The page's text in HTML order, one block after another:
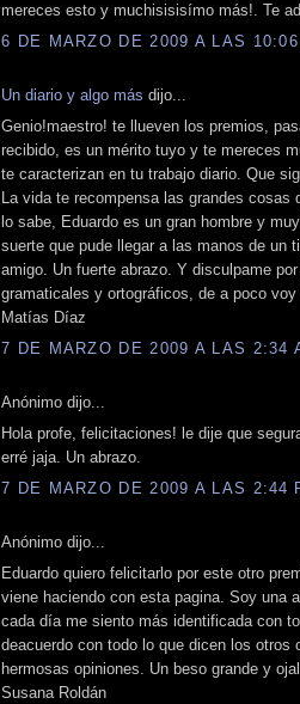
mereces esto y muchisisisímo más!. Te
6 DE MARZO DE 2009 A LAS 10:06
Un diario y algo más dijo...
Genio!maestro! te llueven los premios,
recibido, es un mérito tuyo y te mereces
te caracterizan en tu trabajo diario. Que
La vida te recompensa las grandes
lo sabe, Eduardo es un gran hombre y
suerte que pude llegar a las manos de un
amigo. Un fuerte abrazo. Y disculpame
gramaticales y ortográficos, de a poco
Matías Díaz
7 DE MARZO DE 2009 A LAS 2:34
Anónimo dijo...
Hola profe, felicitaciones! le dije que
erré jaja. Un abrazo.
7 DE MARZO DE 2009 A LAS 2:44
Anónimo dijo...
Eduardo quiero felicitarlo por este otro
viene haciendo con esta pagina. Soy una
cada día me siento más identificada con
deacuerdo con todo lo que dicen los
hermosas opiniones. Un beso grande y
Susana Roldán